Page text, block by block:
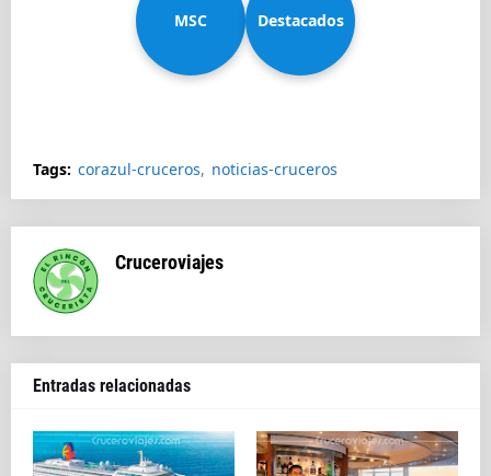
Diadema
MSC Destacados
Tags: corazul-cruceros noticias-cruceros
Cruceroviajes
Entradas relacionadas